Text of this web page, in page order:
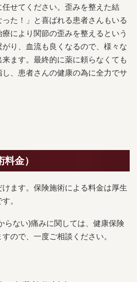
せてください。歪みを整えた結
た！」と喜ばれる患者さんもいる
により関節の歪みを整えるという
り、血流も良くなるので、様々な
ます。最終的に薬に頼らなくても
、患者さんの健康の為に全力でサ
金）
ます。保険施術による料金は厚生
。
らない)痛みに関しては、健康保険
ので、一度ご相談ください。